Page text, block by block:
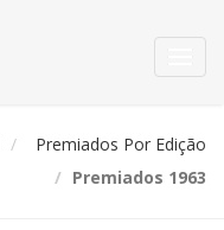
Premiados Por Edição
Premiados 1963